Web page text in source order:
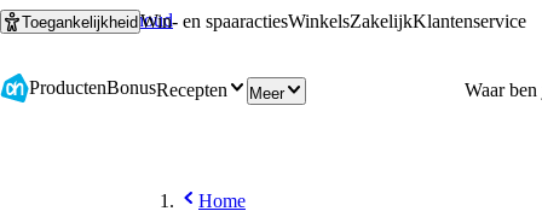
Ga naar hoofdinhoud
Ga naar zoeken
ToegankelijkheidWin- en spaaractiesWinkelsZakelijkKlantenservice
ProductenBonusRecepten Meer
Home